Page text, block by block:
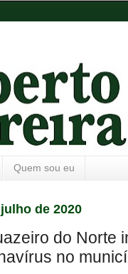
Quem sou eu
de 2020
do Norte
no